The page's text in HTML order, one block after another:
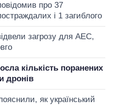
про 37
і 1 загиблого
загрозу для АЕС,
кількість поранених
дронів
як український